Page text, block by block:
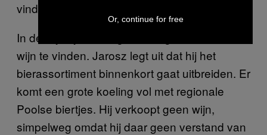
vinden ze lekker,” zegt Jarosz.
In de slijterij is weinig bier en geen enkele fles
wijn te vinden. Jarosz legt uit dat hij het
bierassortiment binnenkort gaat uitbreiden. Er
komt een grote koeling vol met regionale
Poolse biertjes. Hij verkoopt geen wijn,
simpelweg omdat hij daar geen verstand van
Or, continue for free